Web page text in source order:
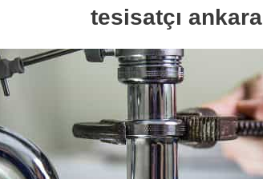
tesisatçı ankara